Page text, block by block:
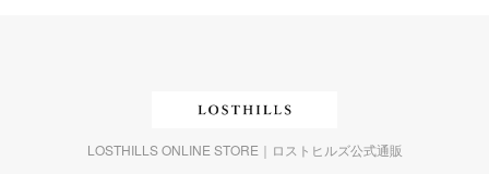
LOSTHILLS ONLINE STORE｜ロストヒルズ公式通販